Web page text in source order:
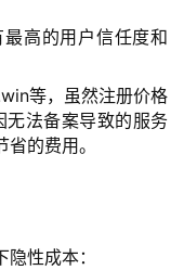
高的用户信任度和
等，虽然注册价格
无法备案导致的服务
的费用。
性成本：